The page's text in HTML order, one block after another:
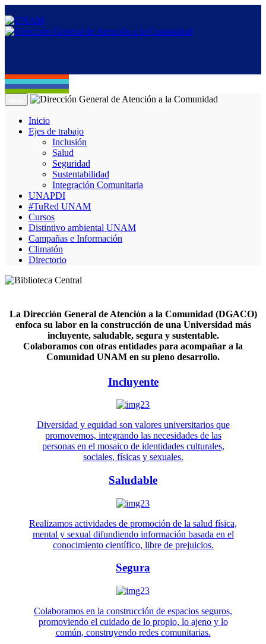
Inicio
Ejes de trabajo
Inclusión
Salud
Seguridad
Sustentabilidad
Integración Comunitaria
UNAPDI
#TuRed UNAM
Cursos
Distintivo ambiental UNAM
Campañas e Información
Climatón
Directorio
La Dirección General de Atención a la Comunidad (DGACO)
enfoca su labor en la construcción de una Universidad más
incluyente, saludable, segura y sustentable.
Colaboramos con otras entidades para acompañar a la
Comunidad UNAM en su pleno desarrollo.
Incluyente
Diversidad y equidad son valores universitarios que
promovemos, integrando las necesidades de las
personas en el mosaico de identidades culturales,
sociales, físicas y sexuales.
Saludable
Realizamos actividades de promoción de la salud física,
mental y sexual difundiendo información basada en el
conocimiento científico, libre de prejuicios.
Segura
Colaboramos en la construcción de espacios seguros,
promoviendo el cuidado de lo propio, lo ajeno y lo
común, construyendo redes comunitarias.